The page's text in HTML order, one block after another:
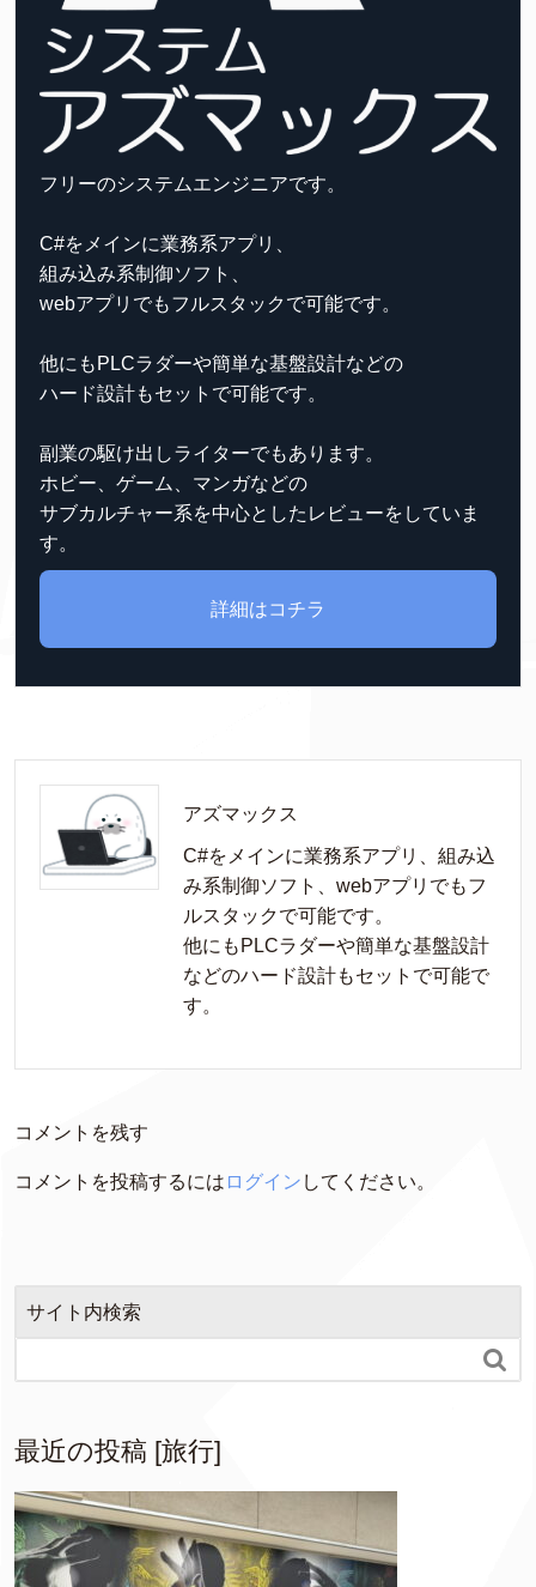
フリーのシステムエンジニアです。
C#をメインに業務系アプリ、
組み込み系制御ソフト、
webアプリでもフルスタックで可能です。
他にもPLCラダーや簡単な基盤設計などの
ハード設計もセットで可能です。
副業の駆け出しライターでもあります。
ホビー、ゲーム、マンガなどの
サブカルチャー系を中心としたレビューをしていま
す。
詳細はコチラ
アズマックス
C#をメインに業務系アプリ、組み込
み系制御ソフト、webアプリでもフ
ルスタックで可能です。
他にもPLCラダーや簡単な基盤設計
などのハード設計もセットで可能で
す。
コメントを残す
コメントを投稿するには ログイン してください。
サイト内検索

最近の投稿 [旅行]